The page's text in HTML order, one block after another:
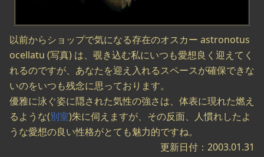
以前からショップで気になる存在のオスカー astronotus
ocellatu (写真) は、覗き込む私にいつも愛想良く迎えてく
れるのですが、あなたを迎え入れるスペースが確保できな
いのをいつも残念に思っております。
優雅に泳ぐ姿に隠された気性の強さは、体表に現れた燃え
るような(別室)朱に伺えますが、その反面、人慣れしたよ
うな愛想の良い性格がとても魅力的ですね。
更新日付：2003.01.31